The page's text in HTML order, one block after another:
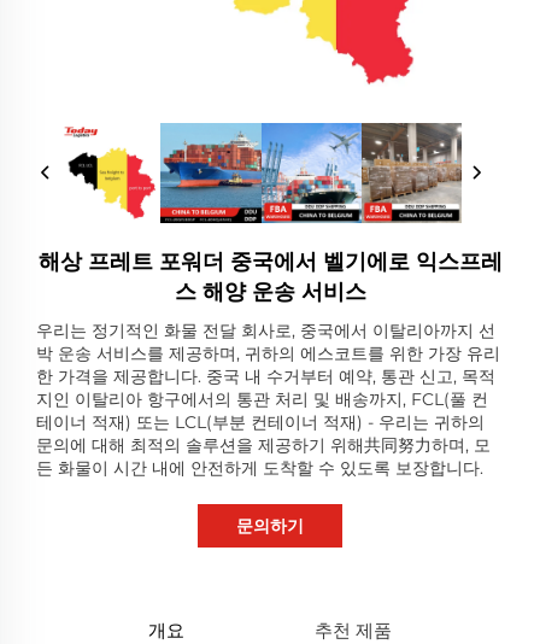
해상 프레트 포워더 중국에서 벨기에로 익스프레
스 해양 운송 서비스
우리는 정기적인 화물 전달 회사로, 중국에서 이탈리아까지 선
박 운송 서비스를 제공하며, 귀하의 에스코트를 위한 가장 유리
한 가격을 제공합니다. 중국 내 수거부터 예약, 통관 신고, 목적
지인 이탈리아 항구에서의 통관 처리 및 배송까지, FCL(풀 컨
테이너 적재) 또는 LCL(부분 컨테이너 적재) - 우리는 귀하의
문의에 대해 최적의 솔루션을 제공하기 위해共同努力하며, 모
든 화물이 시간 내에 안전하게 도착할 수 있도록 보장합니다.
문의하기
개요 추천 제품